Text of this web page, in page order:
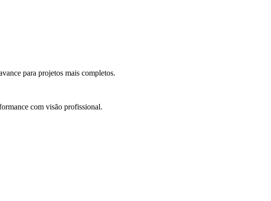
para projetos mais completos.
com visão profissional.